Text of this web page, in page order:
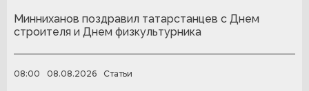
Минниханов поздравил татарстанцев с Днем
строителя и Днем физкультурника
08:00 08.08.2026 Статьи